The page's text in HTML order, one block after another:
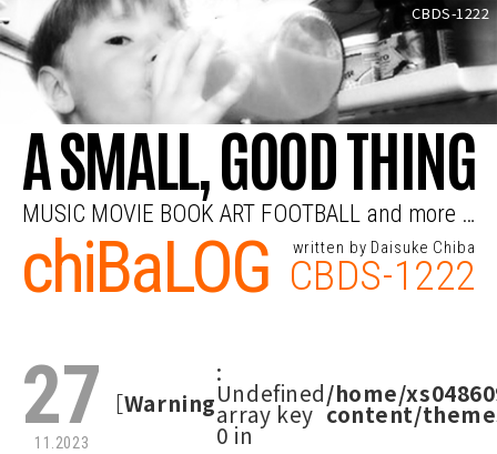
CBDS-1222
A SMALL, GOOD THING
MUSIC MOVIE BOOK ART FOOTBALL and more …
chiBaLOG written by Daisuke Chiba
CBDS-1222
27
11.2023
［Warning
:
Undefined
array key
0 in
/home/
content/